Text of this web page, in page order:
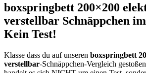
boxspringbett 200×200
verstellbar Schnäppchen
Kein Test!
Klasse dass du auf unseren boxspringbett
verstellbar-Schnäppchen-Vergleich